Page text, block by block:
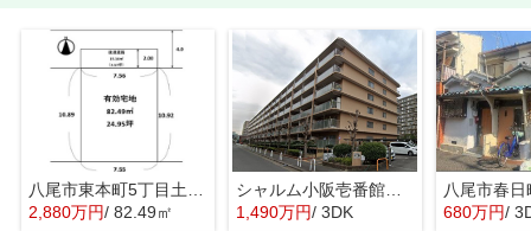
八尾市東本町5丁目土地 八尾小学校区 近鉄八尾駅
2,880万円/ 82.49㎡
シャルム小阪壱番館 西堤小学校区 近鉄河内小阪駅
1,490万円/ 3DK 680万円/